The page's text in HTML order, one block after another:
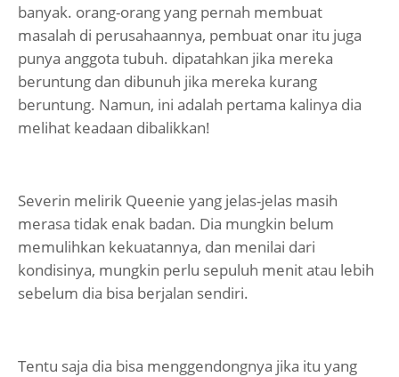
banyak. orang-orang yang pernah membuat
masalah di perusahaannya, pembuat onar itu juga
punya anggota tubuh. dipatahkan jika mereka
beruntung dan dibunuh jika mereka kurang
beruntung. Namun, ini adalah pertama kalinya dia
melihat keadaan dibalikkan!
Severin melirik Queenie yang jelas-jelas masih
merasa tidak enak badan. Dia mungkin belum
memulihkan kekuatannya, dan menilai dari
kondisinya, mungkin perlu sepuluh menit atau lebih
sebelum dia bisa berjalan sendiri.
Tentu saja dia bisa menggendongnya jika itu yang